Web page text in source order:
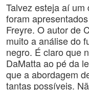
Talvez esteja aí
foram
Freyre. O autor de
muito a análise do
negro. É claro que
DaMatta ao pé da
que a abordagem
tantas possíveis.